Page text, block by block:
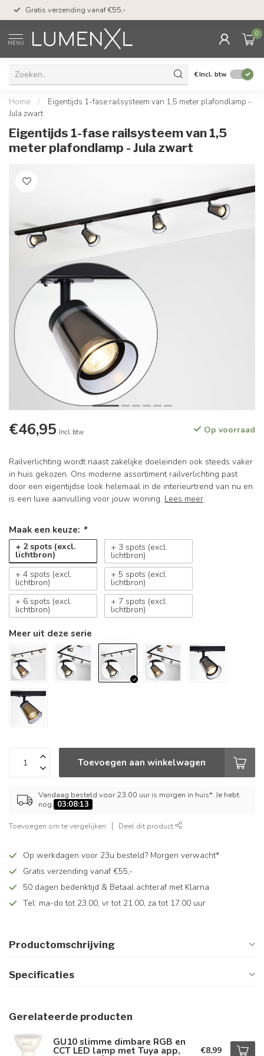
Gratis verzending vanaf €55,-
MENU
0
€Incl. btw
Home /
Eigentijds 1-fase railsysteem van 1,5 meter plafondlamp -
Jula zwart
Eigentijds 1-fase railsysteem van 1,5
meter plafondlamp - Jula zwart
€46,95 Incl. btw Op voorraad
Railverlichting wordt naast zakelijke doeleinden ook steeds vaker
in huis gekozen. Ons moderne assortiment railverlichting past
door een eigentijdse look helemaal in de interieurtrend van nu en
is een luxe aanvulling voor jouw woning. Lees meer.
Maak een keuze: *
+ 2 spots (excl.
lichtbron)
+ 3 spots (excl.
lichtbron)
+ 4 spots (excl.
lichtbron)
+ 5 spots (excl.
lichtbron)
+ 6 spots (excl.
lichtbron)
+ 7 spots (excl.
lichtbron)
Meer uit deze serie
Toevoegen aan winkelwagen
Vandaag besteld voor 23.00 uur is morgen in huis*. Je hebt
nog
03:08:13
Toevoegen om te vergelijken Deel dit product
Op werkdagen voor 23u besteld? Morgen verwacht*
Gratis verzending vanaf €55,-
50 dagen bedenktijd & Betaal achteraf met Klarna
Tel: ma-do tot 23.00, vr tot 21.00, za tot 17.00 uur
Productomschrijving
Specificaties
Gerelateerde producten
GU10 slimme dimbare RGB en
CCT LED lamp met Tuya app, €8,99